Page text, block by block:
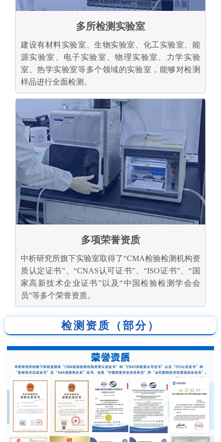
多所检测实验室
建设有材料实验室、生物实验室、化工实验室、能
源实验室、电子实验室、物理实验室、力学实验
室、热学实验室等多个领域的实验室，能够对检测
样品进行全面检测。
多项荣誉资质
中析研究所旗下实验室取得了“CMA检验检测机构资
质认定证书”、“CNAS认可证书”、“ISO证书”、“国
家高新技术企业证书”以及“中国检验检测学会会
员”等多个荣誉资质。
检测资质（部分）